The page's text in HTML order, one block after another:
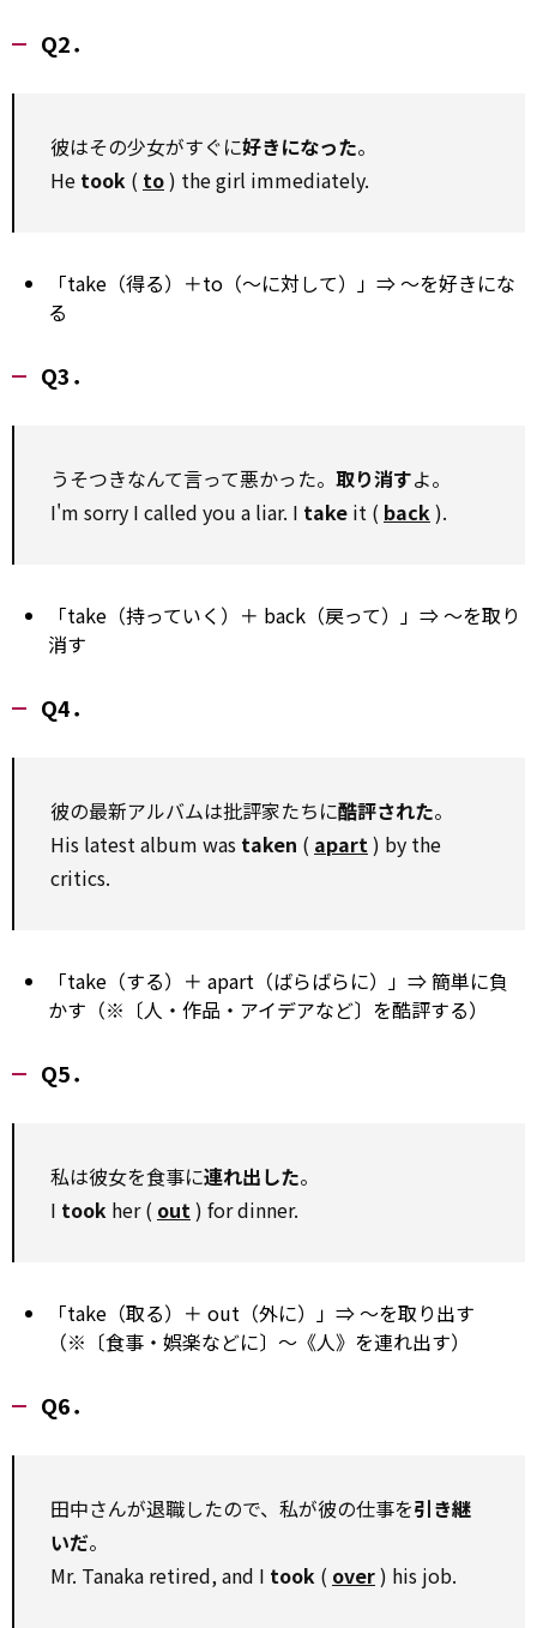
Q2．
彼はその少女がすぐに好きになった。
He took ( to) the girl immediately.
「take（得る）＋to（～に対して）」⇒ ～を好きにな
る
Q3．
うそつきなんて言って悪かった。 取り消すよ。
I'm sorry I called you a liar. I take it ( back).
「take（持っていく）＋ back（戻って）」⇒ ～を取り
消す
Q4．
彼の最新アルバムは批評家たちに酷評された。
His latest album was taken ( apart) by the
critics.
「take（する）＋ apart（ばらばらに）」⇒ 簡単に負
かす（※〔人・作品・アイデアなど〕を酷評する）
Q5．
私は彼女を食事に連れ出した。
I took her ( out) for dinner.
「take（取る）＋ out（外に）」⇒ ～を取り出す
（※〔食事・娯楽などに〕～《人》を連れ出す）
Q6．
田中さんが退職したので、私が彼の仕事を引き継
いだ。
Mr. Tanaka retired, and I took ( over) his job.